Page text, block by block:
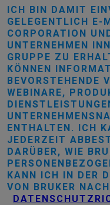
ICH BIN DAMIT
GELEGENTLICH E-
CORPORATION
UNTERNEHMEN
GRUPPE ZU
KÖNNEN
BEVORSTEHENDE
WEBINARE,
ENTHALTEN. ICH
JEDERZEIT
DARÜBER, WIE
KANN ICH IN DER
VON BRUKER